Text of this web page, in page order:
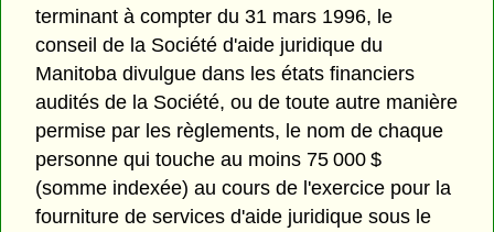
terminant à compter du 31 mars 1996, le
conseil de la Société d'aide juridique du
Manitoba divulgue dans les états financiers
audités de la Société, ou de toute autre manière
permise par les règlements, le nom de chaque
personne qui touche au moins 75 000 $
(somme indexée) au cours de l'exercice pour la
fourniture de services d'aide juridique sous le